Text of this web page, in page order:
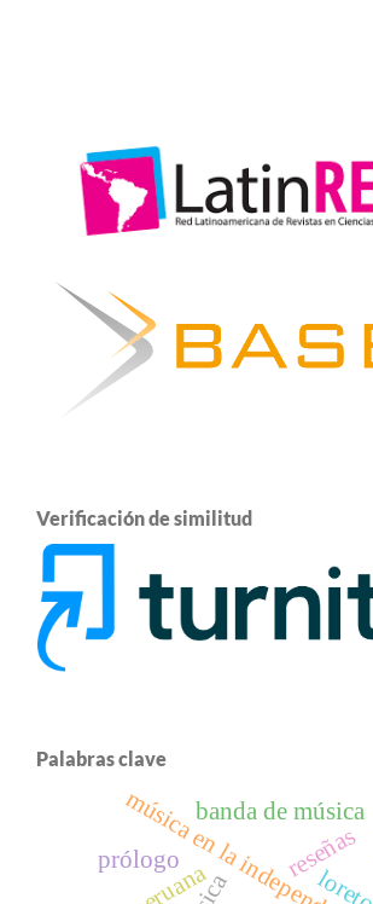
Verificación de similitud
Palabras clave
música en la independencia
banda de música
reseñas
loreto
prólogo